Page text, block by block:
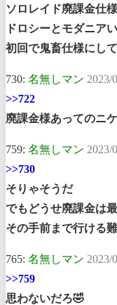
ソロレイド廃課金仕
ドロシーとモダニア
初回で鬼畜仕様にし
730: 名無しマン 2023/
>>722
廃課金様あってのニ
759: 名無しマン 2023/
>>730
そりゃそうだ
でもどうせ廃課金は
その手前まで行ける
765: 名無しマン 2023/
>>759
思わないだろ🤣